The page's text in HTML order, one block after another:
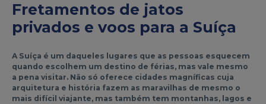
Fretamentos de jatos
privados e voos para a Suíça
A Suíça é um daqueles lugares que as pessoas esquecem
quando escolhem um destino de férias, mas vale mesmo
a pena visitar. Não só oferece cidades magníficas cuja
arquitetura e história fazem as maravilhas de mesmo o
mais difícil viajante, mas também tem montanhas, lagos e